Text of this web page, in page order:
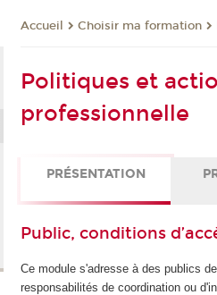
Accueil Choisir ma formation
Politiques et
professionnelle
PRÉSENTATION
Public, conditions
Ce module s'adresse à des publics
responsabilités de coordination ou